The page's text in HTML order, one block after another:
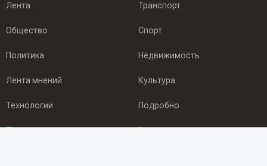
Лента
Общество
Политика
Лента мнений
Технологии
Происшествия
Транспорт
Спорт
Недвижимость
Культура
Подробно
Здоровье